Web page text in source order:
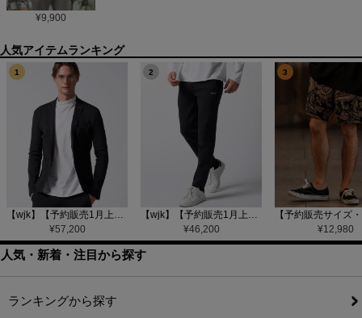
¥9,900
1
【wjk】【予約販売1月上旬～中旬入荷】function knit jacket(jacquard check) ニットジャケット(207 mw08j)
¥57,200
2
【wjk】【予約販売1月上旬～中旬入荷】function knit easy slacks(jacquard check) ニットイージーパンツ(504 mw08j)
¥46,200
3
¥12,980
人気・新着・注目から探す
ランキングから探す